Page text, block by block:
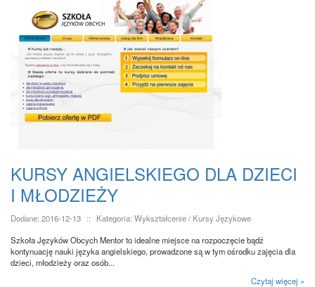
KURSY ANGIELSKIEGO DLA DZIECI
I MŁODZIEŻY
Dodane: 2016-12-13 ::
Kategoria: Wykształcenie / Kursy Językowe
Szkoła Języków Obcych Mentor to idealne miejsce na rozpoczęcie bądź
kontynuację nauki języka angielskiego, prowadzone są w tym ośrodku zajęcia dla
dzieci, młodzieży oraz osób...
Czytaj więcej »